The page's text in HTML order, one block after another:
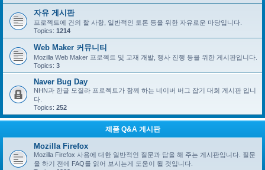
자유 게시판
프로젝트에 건의 할 사항, 일반적인 토론 등을 위한 자유로운 마당입니다.
Topics: 1214
Web Maker 커뮤니티
Mozilla Web Maker 프로젝트 및 교재 개발, 행사 진행 등을 위한 게시판입니다.
Topics: 3
Naver Bug Day
NHN과 한글 모질라 프로젝트가 함께 하는 네이버 버그 잡기 대회 게시판 입니
다.
Topics: 252
제품 Q&A 게시판
Mozilla Firefox
Mozilla Firefox 사용에 대한 일반적인 질문과 답을 해 주는 게시판입니다. 질문
을 하기 전에 FAQ를 읽어 보시는게 도움이 될 것입니다.